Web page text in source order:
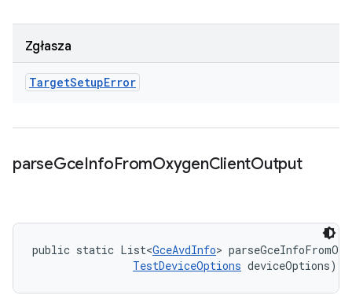
Zgłasza
TargetSetupError
parseGceInfoFromOxygenClientOutput
public static List<GceAvdInfo>
TestDeviceOptions deviceOptions)